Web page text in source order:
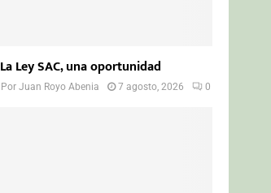
La Ley SAC, una oportunidad
PorJuan Royo Abenia 7 agosto, 2026 0